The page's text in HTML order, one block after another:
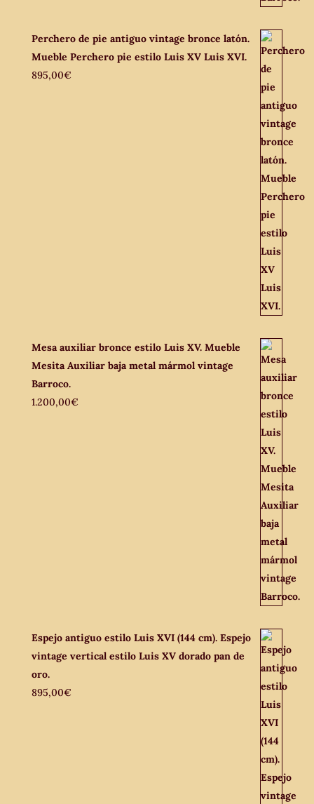
Perchero de pie antiguo vintage bronce latón.
Mueble Perchero pie estilo Luis XV Luis XVI.
895,00€
Mesa auxiliar bronce estilo Luis XV. Mueble
Mesita Auxiliar baja metal mármol vintage
Barroco.
1.200,00€
Espejo antiguo estilo Luis XVI (144 cm). Espejo
vintage vertical estilo Luis XV dorado pan de
oro.
895,00€